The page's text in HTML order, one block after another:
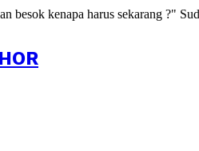
besok kenapa harus sekarang ?"